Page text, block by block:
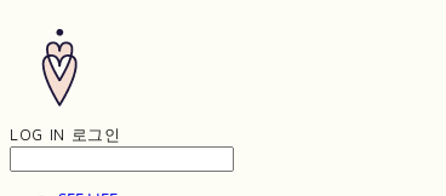
LOG IN 로그인